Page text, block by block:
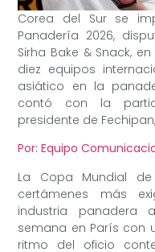
Corea del Sur se
Panadería 2026,
Sirha Bake & Snack,
diez equipos
asiático en la
contó con la
presidente de
Por: Equipo
La Copa Mundial
certámenes más
industria panadera
semana en París con
ritmo del oficio